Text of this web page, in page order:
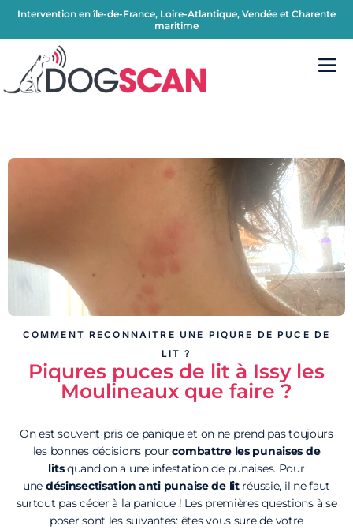
Intervention en île-de-France, Loire-Atlantique, Vendée et Charente
maritime
COMMENT RECONNAITRE UNE PIQURE DE PUCE DE
LIT ?
Piqures puces de lit à Issy les
Moulineaux que faire ?
On est souvent pris de panique et on ne prend pas toujours
les bonnes décisions pourcombattre les punaises de
litsquand on a une infestation de punaises. Pour
une désinsectisation anti punaise de litréussie, il ne faut
surtout pas céder à la panique ! Les premières questions à se
poser sont les suivantes: êtes vous sure de votre